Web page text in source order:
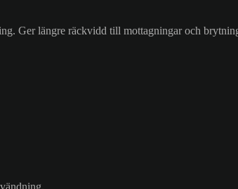
Ger längre räckvidd till mottagningar och